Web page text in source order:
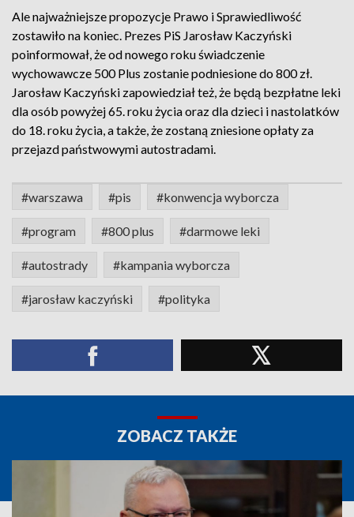
Ale najważniejsze propozycje Prawo i Sprawiedliwość
zostawiło na koniec. Prezes PiS Jarosław Kaczyński
poinformował, że od nowego roku świadczenie
wychowawcze 500 Plus zostanie podniesione do 800 zł.
Jarosław Kaczyński zapowiedział też, że będą bezpłatne leki
dla osób powyżej 65. roku życia oraz dla dzieci i nastolatków
do 18. roku życia, a także, że zostaną zniesione opłaty za
przejazd państwowymi autostradami.
#warszawa #pis #konwencja wyborcza
#program #800 plus #darmowe leki
#autostrady #kampania wyborcza
#jarosław kaczyński #polityka
ZOBACZ TAKŻE